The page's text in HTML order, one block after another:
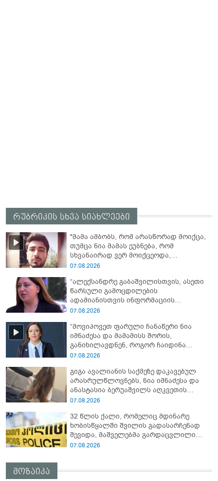
რუბრიკის სხვა სიახლეები
"მამა ამბობს, რომ არასწორად მოიქცა,
თუმცა ნია მამას ეუბნება, რომ
სხვანაირად ვერ მოიქცეოდა,
თანამედროვე ეპოქაში სხვანაირად
დეტალებზე საუბრობს გიგა ავალიანის
საქმის პროკურორი?
07.08.2026
“ალექსანდრე გაბაშვილისთვის, ასეთი
წარსული გამოცდილების
ადამიანისთვის ინფორმაციის
მიწოდება, რომ მასწავლებელი
ფაქტობრივად, წაქეზება იყო” -
პროკურორი ნია იმნაძეზე
07.08.2026
“მოვიპოვეთ ფარული ჩანაწერი ნია
იმნაძესა და მამამისს შორის,
განიხილავდნენ, როგორ ჩაიდინა
გაბაშვილმა დანაშაული” - რას ამბობს
07.08.2026
გიგა ავალიანის საქმეზე დაკავებულ
არასრულწლოვნებს, ნია იმნაძესა და
ანასტასია ბერუაშვილს აღკვეთის
ღონისძიების სახით პატიმრობა
07.08.2026
32 წლის ქალი, რომელიც მდინარე
ხობისწყალში შვილის გადასარჩენად
შევიდა, მაშველებმა გარდაცვლილი
იპოვეს
07.08.2026
მოზაიკა